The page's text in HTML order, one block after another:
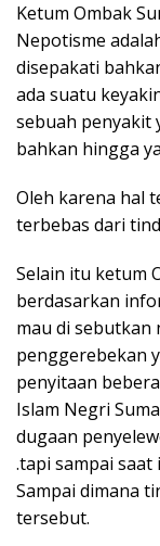
Ketum Ombak
Nepotisme
disepakati
ada suatu
sebuah penyakit
bahkan hingga
Oleh karena hal
terbebas dari
Selain itu ketum
berdasarkan
mau di sebutkan
penggerebekan
penyitaan
Islam Negri
dugaan
.tapi sampai
Sampai dimana
tersebut.